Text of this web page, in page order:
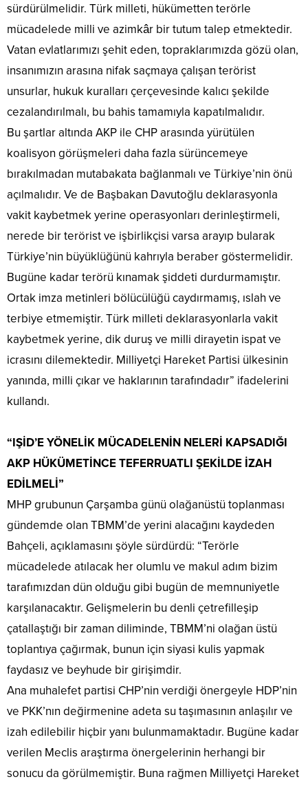
sürdürülmelidir. Türk milleti, hükümetten terörle
mücadelede milli ve azimkâr bir tutum talep etmektedir.
Vatan evlatlarımızı şehit eden, topraklarımızda gözü olan,
insanımızın arasına nifak saçmaya çalışan terörist
unsurlar, hukuk kuralları çerçevesinde kalıcı şekilde
cezalandırılmalı, bu bahis tamamıyla kapatılmalıdır.
Bu şartlar altında AKP ile CHP arasında yürütülen
koalisyon görüşmeleri daha fazla sürüncemeye
bırakılmadan mutabakata bağlanmalı ve Türkiye’nin önü
açılmalıdır. Ve de Başbakan Davutoğlu deklarasyonla
vakit kaybetmek yerine operasyonları derinleştirmeli,
nerede bir terörist ve işbirlikçisi varsa arayıp bularak
Türkiye’nin büyüklüğünü kahrıyla beraber göstermelidir.
Bugüne kadar terörü kınamak şiddeti durdurmamıştır.
Ortak imza metinleri bölücülüğü caydırmamış, ıslah ve
terbiye etmemiştir. Türk milleti deklarasyonlarla vakit
kaybetmek yerine, dik duruş ve milli dirayetin ispat ve
icrasını dilemektedir. Milliyetçi Hareket Partisi ülkesinin
yanında, milli çıkar ve haklarının tarafındadır” ifadelerini
kullandı.
“IŞİD’E YÖNELİK MÜCADELENİN NELERİ KAPSADIĞI
AKP HÜKÜMETİNCE TEFERRUATLI ŞEKİLDE İZAH
EDİLMELİ”
MHP grubunun Çarşamba günü olağanüstü toplanması
gündemde olan TBMM’de yerini alacağını kaydeden
Bahçeli, açıklamasını şöyle sürdürdü: “Terörle
mücadelede atılacak her olumlu ve makul adım bizim
tarafımızdan dün olduğu gibi bugün de memnuniyetle
karşılanacaktır. Gelişmelerin bu denli çetrefilleşip
çatallaştığı bir zaman diliminde, TBMM’ni olağan üstü
toplantıya çağırmak, bunun için siyasi kulis yapmak
faydasız ve beyhude bir girişimdir.
Ana muhalefet partisi CHP’nin verdiği önergeyle HDP’nin
ve PKK’nın değirmenine adeta su taşımasının anlaşılır ve
izah edilebilir hiçbir yanı bulunmamaktadır. Bugüne kadar
verilen Meclis araştırma önergelerinin herhangi bir
sonucu da görülmemiştir. Buna rağmen Milliyetçi Hareket